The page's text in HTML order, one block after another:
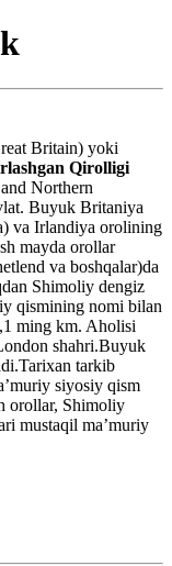
Britain) yoki
Qirolligi
Northern
Buyuk Britaniya
va Irlandiya orolining
mayda orollar
va boshqalar)da
Shimoliy dengiz
qismining nomi bilan
ming km. Aholisi
shahri.Buyuk
tarkib
siyosiy qism
orollar, Shimoliy
mustaqil maʼmuriy